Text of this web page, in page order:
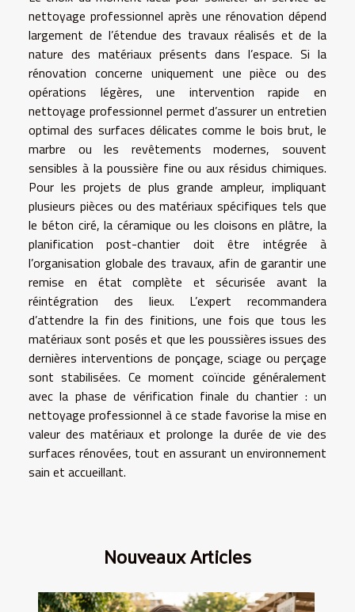
nettoyage professionnel après une rénovation dépend
largement de l’étendue des travaux réalisés et de la
nature des matériaux présents dans l’espace. Si la
rénovation concerne uniquement une pièce ou des
opérations légères, une intervention rapide en
nettoyage professionnel permet d’assurer un entretien
optimal des surfaces délicates comme le bois brut, le
marbre ou les revêtements modernes, souvent
sensibles à la poussière fine ou aux résidus chimiques.
Pour les projets de plus grande ampleur, impliquant
plusieurs pièces ou des matériaux spécifiques tels que
le béton ciré, la céramique ou les cloisons en plâtre, la
planification post-chantier doit être intégrée à
l’organisation globale des travaux, afin de garantir une
remise en état complète et sécurisée avant la
réintégration des lieux. L’expert recommandera
d’attendre la fin des finitions, une fois que tous les
matériaux sont posés et que les poussières issues des
dernières interventions de ponçage, sciage ou perçage
sont stabilisées. Ce moment coïncide généralement
avec la phase de vérification finale du chantier : un
nettoyage professionnel à ce stade favorise la mise en
valeur des matériaux et prolonge la durée de vie des
surfaces rénovées, tout en assurant un environnement
sain et accueillant.
Nouveaux Articles